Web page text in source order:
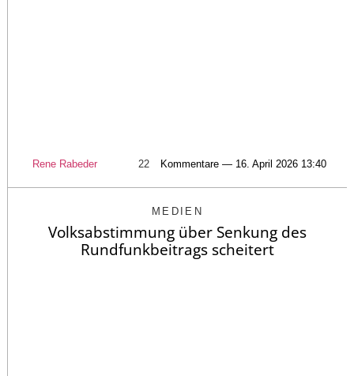
Rene Rabeder 22 Kommentare — 16. April 2026 13:40
MEDIEN
Volksabstimmung über Senkung des
Rundfunkbeitrags scheitert